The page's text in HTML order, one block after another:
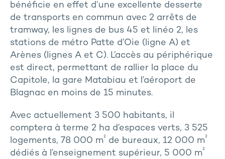
bénéficie en effet d’une excellente desserte
de transports en commun avec 2 arrêts de
tramway, les lignes de bus 45 et linéo 2, les
stations de métro Patte d’Oie (ligne A) et
Arènes (lignes A et C). L’accès au périphérique
est direct, permettant de rallier la place du
Capitole, la gare Matabiau et l’aéroport de
Blagnac en moins de 15 minutes.
Avec actuellement 3 500 habitants, il
comptera à terme 2 ha d’espaces verts, 3 525
logements, 78 000 m² de bureaux, 12 000 m²
dédiés à l’enseignement supérieur, 5 000 m²